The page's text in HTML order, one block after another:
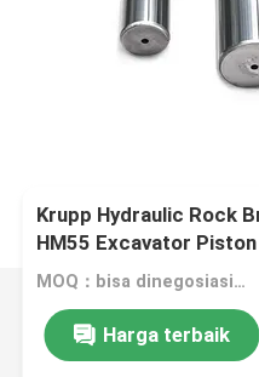
Krupp Hydraulic Rock
HM55 Excavator Piston
MOQ：bisa dinegosiasikan
Harga terbaik